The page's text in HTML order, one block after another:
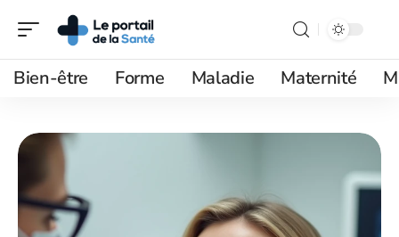
Bien-être Forme Maladie Maternité